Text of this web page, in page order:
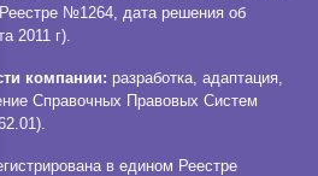
№1264, дата решения об
2011 г).
компании: разработка, адаптация,
Справочных Правовых Систем
в едином Реестре